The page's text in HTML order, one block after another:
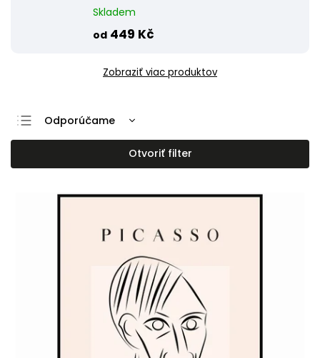
Skladem
od 449 Kč
Zobraziť viac produktov
Odporúčame
Najlacnejšie
Najdrahšie
Otvoriť filter